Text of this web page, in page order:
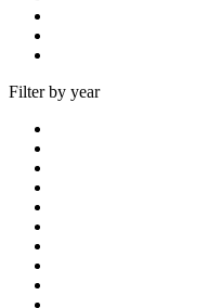
Filter by year